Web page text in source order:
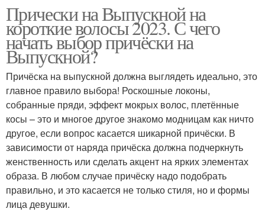
Прически на Выпускной на
короткие волосы 2023. С чего
начать выбор причёски на
Выпускной?
Причёска на выпускной должна выглядеть идеально, это
главное правило выбора! Роскошные локоны,
собранные пряди, эффект мокрых волос, плетённые
косы – это и многое другое знакомо модницам как ничто
другое, если вопрос касается шикарной причёски. В
зависимости от наряда причёска должна подчеркнуть
женственность или сделать акцент на ярких элементах
образа. В любом случае причёску надо подобрать
правильно, и это касается не только стиля, но и формы
лица девушки.